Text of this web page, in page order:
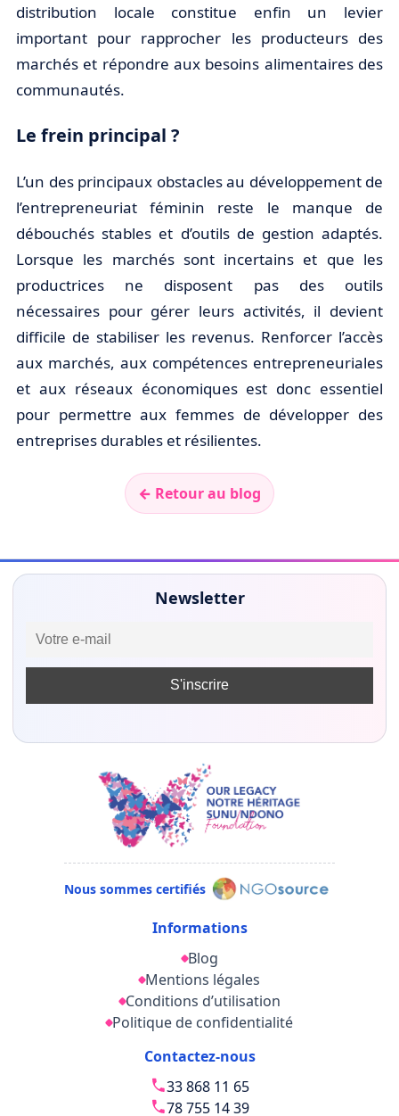
distribution locale constitue enfin un levier
important pour rapprocher les producteurs des
marchés et répondre aux besoins alimentaires des
communautés.
Le frein principal ?
L’un des principaux obstacles au développement de
l’entrepreneuriat féminin reste le manque de
débouchés stables et d’outils de gestion adaptés.
Lorsque les marchés sont incertains et que les
productrices ne disposent pas des outils
nécessaires pour gérer leurs activités, il devient
difficile de stabiliser les revenus. Renforcer l’accès
aux marchés, aux compétences entrepreneuriales
et aux réseaux économiques est donc essentiel
pour permettre aux femmes de développer des
entreprises durables et résilientes.
← Retour au blog
Newsletter
Nous sommes certifiés
Informations
Blog
Mentions légales
Conditions d’utilisation
Politique de confidentialité
Contactez-nous
33 868 11 65
78 755 14 39